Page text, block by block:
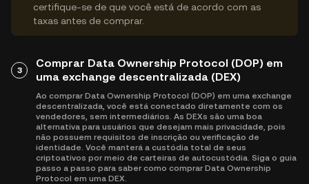
certifique-se de que você está de acordo com as
taxas antes de comprar.
3
Comprar Data Ownership Protocol (DOP) em
uma exchange descentralizada (DEX)
Ao comprar Data Ownership Protocol (DOP) em uma exchange
descentralizada, você está conectado diretamente com os
vendedores, sem intermediários. As DEXs são uma boa
alternativa para usuários que desejam mais privacidade, pois
não possuem requisitos de inscrição ou verificação de
identidade. Você manterá a custódia total de seus
criptoativos por meio de carteiras de autocustódia. Siga o guia
passo a passo para saber como comprar Data Ownership
Protocol em uma DEX.